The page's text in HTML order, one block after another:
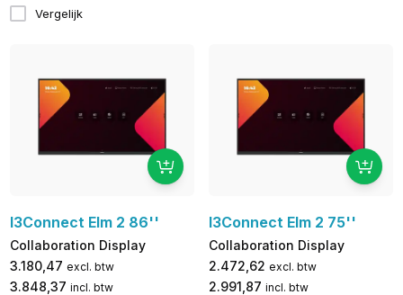
Vergelijk
I3Connect Elm 2 86''
Collaboration Display
3.180,47 excl. btw
3.848,37 incl. btw
I3Connect Elm 2 75''
Collaboration Display
2.472,62 excl. btw
2.991,87 incl. btw